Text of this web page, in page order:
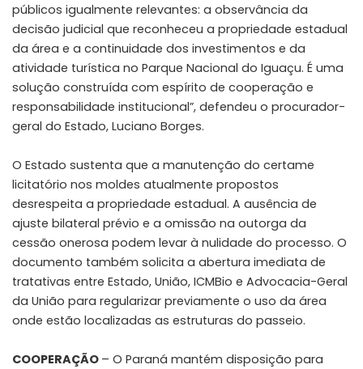
públicos igualmente relevantes: a observância da
decisão judicial que reconheceu a propriedade estadual
da área e a continuidade dos investimentos e da
atividade turística no Parque Nacional do Iguaçu. É uma
solução construída com espírito de cooperação e
responsabilidade institucional”, defendeu o procurador-
geral do Estado, Luciano Borges.
O Estado sustenta que a manutenção do certame
licitatório nos moldes atualmente propostos
desrespeita a propriedade estadual. A ausência de
ajuste bilateral prévio e a omissão na outorga da
cessão onerosa podem levar à nulidade do processo. O
documento também solicita a abertura imediata de
tratativas entre Estado, União, ICMBio e Advocacia-Geral
da União para regularizar previamente o uso da área
onde estão localizadas as estruturas do passeio.
COOPERAÇÃO – O Paraná mantém disposição para